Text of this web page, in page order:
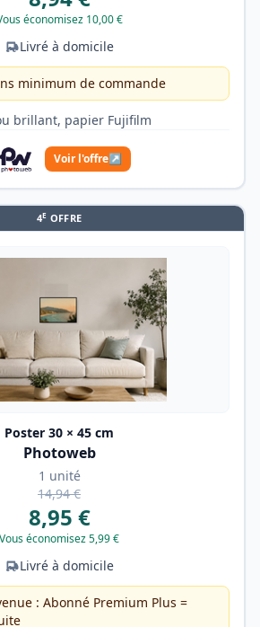
économisez 10,00 €
Livré à domicile
minimum de commande
brillant, papier Fujifilm
Voir l'offre↗
4E OFFRE
Poster 30 × 45 cm
Photoweb
1 unité
14,94 €
8,95 €
Vous économisez 5,99 €
Livré à domicile
: Abonné Premium Plus =